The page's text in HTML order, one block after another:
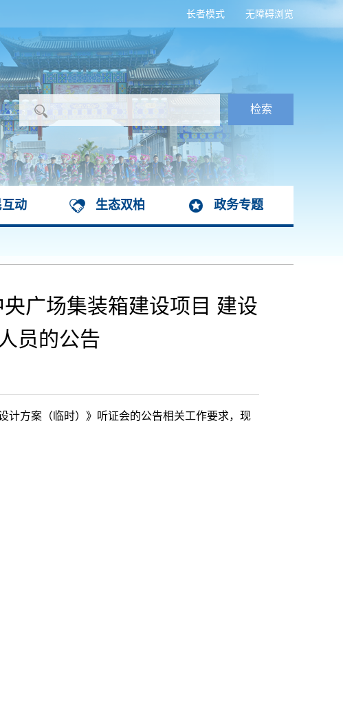
无障碍浏览
长者模式
动 生态双柏 政务专题
广场集装箱建设项目 建设
员的公告
计方案（临时）》听证会的公告相关工作要求，现